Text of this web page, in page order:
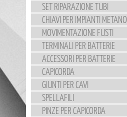
SET RIPARAZIONE TUBI
CHIAVI PER IMPIANTI METANO
MOVIMENTAZIONE FUSTI
TERMINALI PER BATTERIE
ACCESSORI PER BATTERIE
CAPICORDA
GIUNTI PER CAVI
SPELLAFILI
PINZE PER CAPICORDA